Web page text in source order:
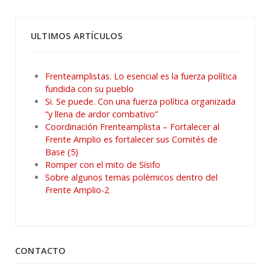
ULTIMOS ARTÍCULOS
Frenteamplistas. Lo esencial es la fuerza política
fundida con su pueblo
Si. Se puede. Con una fuerza política organizada
“y llena de ardor combativo”
Coordinación Frenteamplista – Fortalecer al
Frente Amplio es fortalecer sus Comités de
Base (5)
Romper con el mito de Sísifo
Sobre algunos temas polémicos dentro del
Frente Amplio-2
CONTACTO